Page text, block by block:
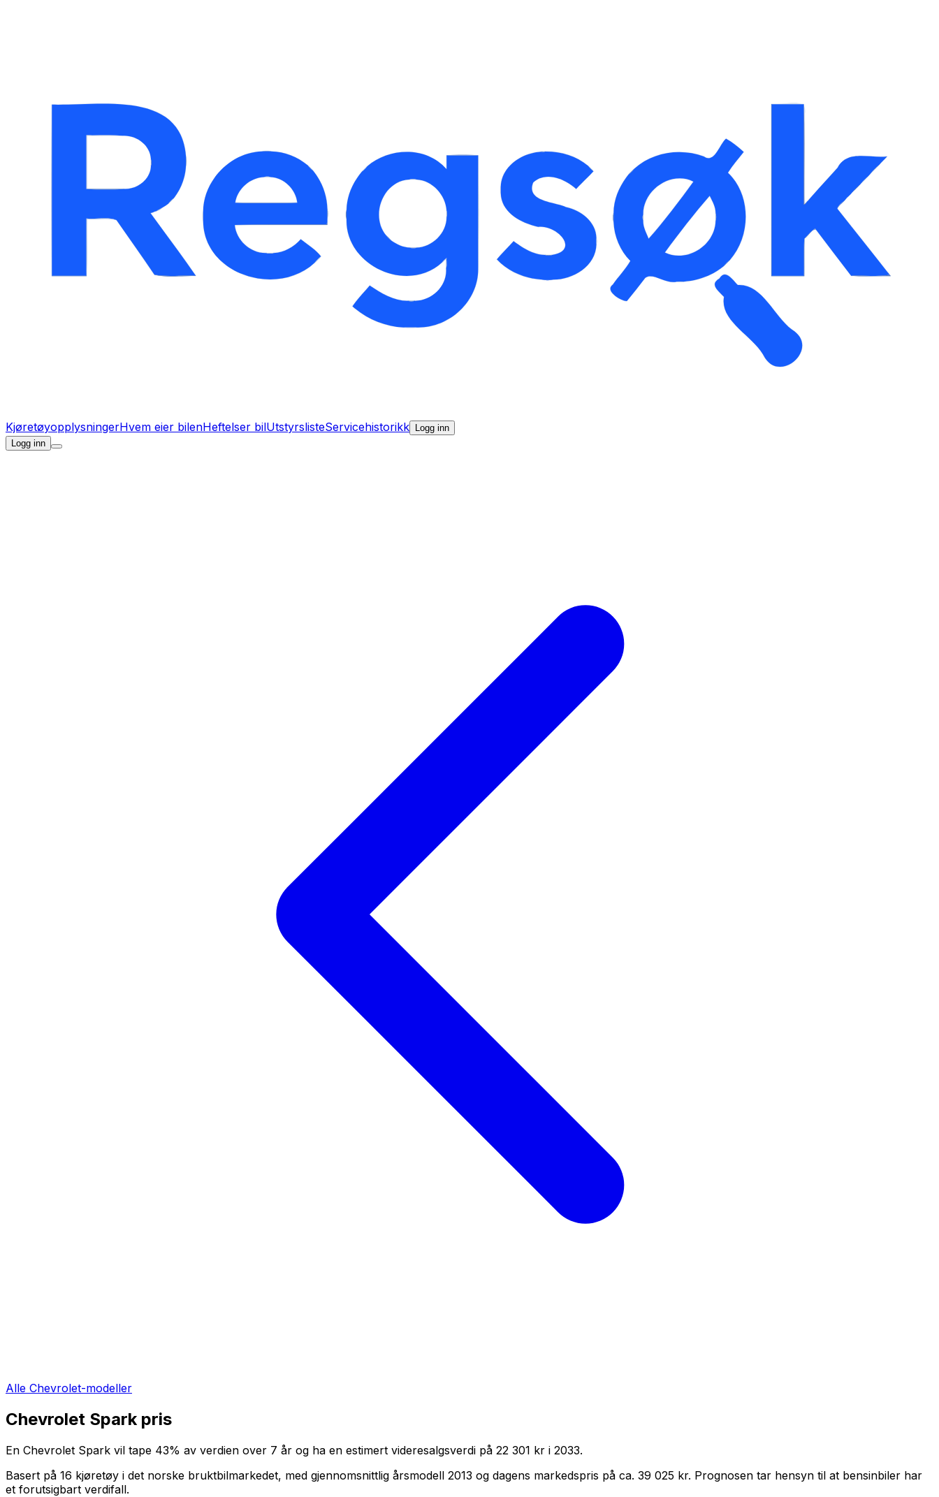
KjøretøyopplysningerHvem eier bilenHeftelser bilUtstyrslisteServicehistorikk
Logg inn
Logg inn
Alle Chevrolet-modeller
Chevrolet Spark pris
En Chevrolet Spark vil tape 43% av verdien over 7 år og ha en estimert videresalgsverdi på 22 301 kr i 2033.
Basert på 16 kjøretøy i det norske bruktbilmarkedet, med gjennomsnittlig årsmodell 2013 og dagens markedspris på ca. 39 025 kr. Prognosen tar hensyn til at bensinbiler har
et forutsigbart verdifall.